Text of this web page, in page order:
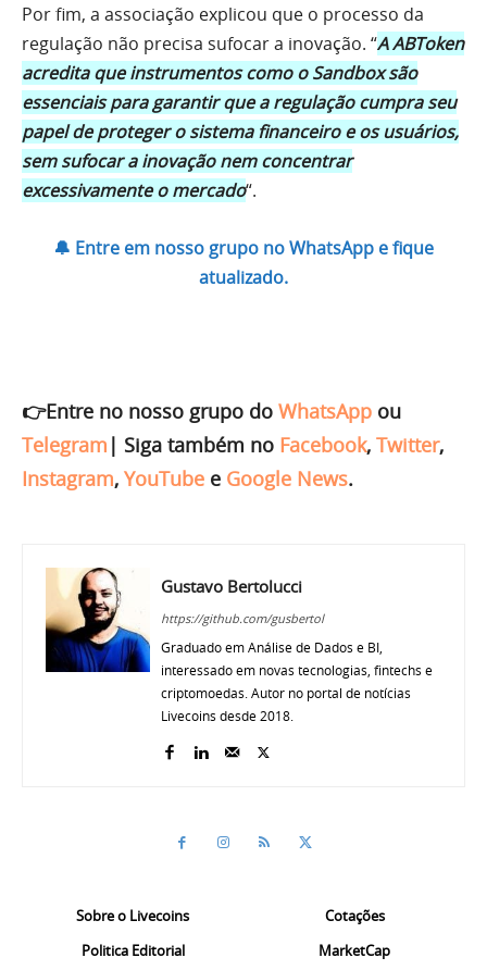
Por fim, a associação explicou que o processo da
regulação não precisa sufocar a inovação. “A ABToken
acredita que instrumentos como o Sandbox são
essenciais para garantir que a regulação cumpra seu
papel de proteger o sistema financeiro e os usuários,
sem sufocar a inovação nem concentrar
excessivamente o mercado“.
🔔 Entre em nosso grupo no WhatsApp e fique
atualizado.
👉Entre no nosso grupo do WhatsApp ou
Telegram | Siga também no Facebook, Twitter,
Instagram, YouTube e Google News.
Gustavo Bertolucci
https://github.com/gusbertol
Graduado em Análise de Dados e BI,
interessado em novas tecnologias, fintechs e
criptomoedas. Autor no portal de notícias
Livecoins desde 2018.
Sobre o Livecoins
Politica Editorial
Cotações
MarketCap